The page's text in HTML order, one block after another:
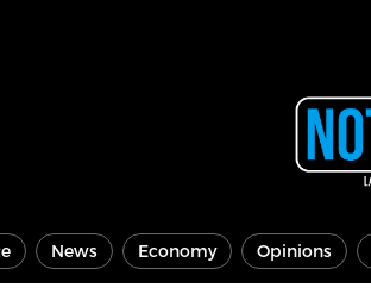
News Economy Opinions